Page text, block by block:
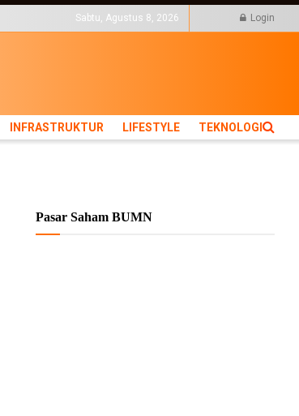
Sabtu, Agustus 8, 2026 Login
INFRASTRUKTUR LIFESTYLE TEKNOLOGI
Pasar Saham BUMN